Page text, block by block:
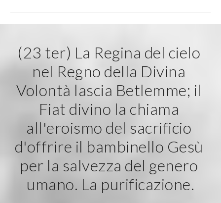
(23 ter) La Regina del cielo
nel Regno della Divina
Volontà lascia Betlemme; il
Fiat divino la chiama
all'eroismo del sacrificio
d'offrire il bambinello Gesù
per la salvezza del genero
umano. La purificazione.